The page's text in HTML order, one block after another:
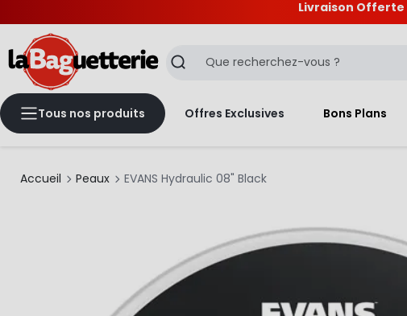
Livraison Offerte
Recherche
Tous nos produits Offres Exclusives Bons Plans
Accueil Peaux EVANS Hydraulic 08" Black